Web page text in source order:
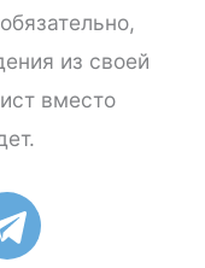
из своей
вместо